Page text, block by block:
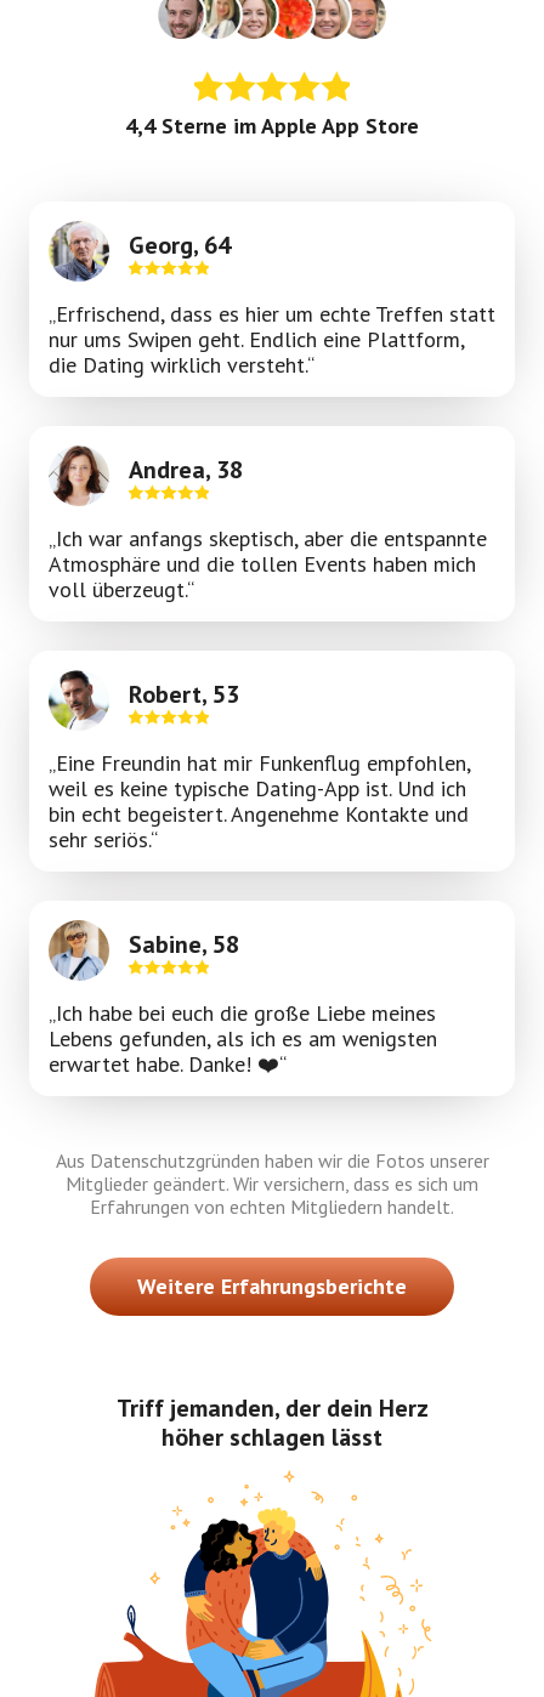
4,4 Sterne im Apple App Store
Georg, 64
„Erfrischend, dass es hier um echte Treffen statt
nur ums Swipen geht. Endlich eine Plattform,
die Dating wirklich versteht.“
Andrea, 38
„Ich war anfangs skeptisch, aber die entspannte
Atmosphäre und die tollen Events haben mich
voll überzeugt.“
Robert, 53
„Eine Freundin hat mir Funkenflug empfohlen,
weil es keine typische Dating-App ist. Und ich
bin echt begeistert. Angenehme Kontakte und
sehr seriös.“
Sabine, 58
„Ich habe bei euch die große Liebe meines
Lebens gefunden, als ich es am wenigsten
erwartet habe. Danke! ❤️“
Aus Datenschutzgründen haben wir die Fotos unserer
Mitglieder geändert. Wir versichern, dass es sich um
Erfahrungen von echten Mitgliedern handelt.
Weitere Erfahrungsberichte
Triff jemanden, der dein Herz
höher schlagen lässt